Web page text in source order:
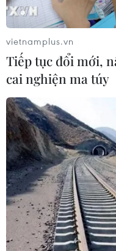
Hyundai Elevator
Tập đoàn xây
23/04/2019 15:53
Hyundai Elevator
giá cạnh tranh và hỗ
vietnamplus.vn
Tiếp tục đổi mới,
cai nghiện ma túy